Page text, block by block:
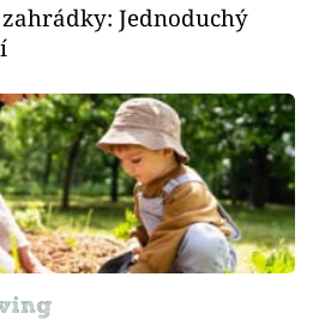
Jednoduchý